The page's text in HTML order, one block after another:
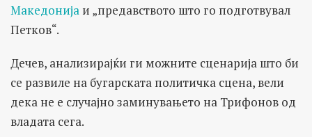
Македонија и „предавството што го подготвувал
Петков“.
Дечев, анализирајќи ги можните сценарија што би
се развиле на бугарската политичка сцена, вели
дека не е случајно заминувањето на Трифонов од
владата сега.